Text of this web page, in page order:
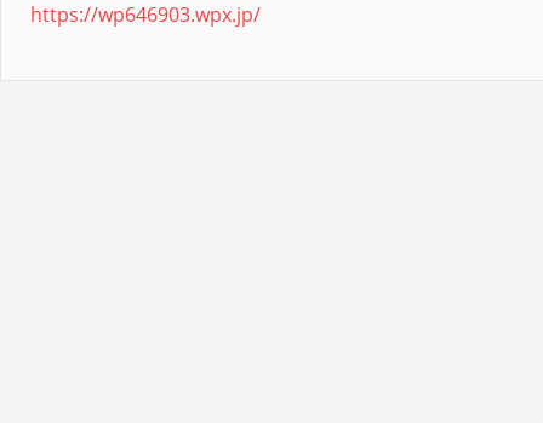
https://wp646903.wpx.jp/